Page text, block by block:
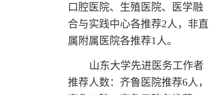
口腔医院、生殖医院、医学融
合与实践中心各推荐2人，非直
属附属医院各推荐1人。
山东大学先进医务工作者
推荐人数：齐鲁医院推荐6人，